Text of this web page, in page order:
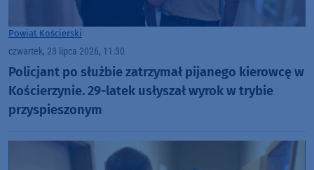
Powiat Kościerski
czwartek, 23 lipca 2026, 11:30
Policjant po służbie zatrzymał pijanego kierowcę w
Kościerzynie. 29-latek usłyszał wyrok w trybie
przyspieszonym